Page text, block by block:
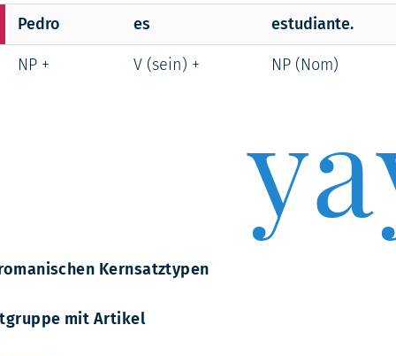
Pedro es estudiante.
NP + V (sein) + NP (Nom)
Kernsatztypen
mit Artikel